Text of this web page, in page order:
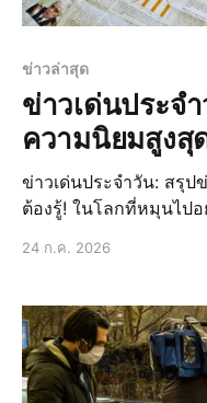
ข่าวล่าสุด
ข่าวเด่นประจ
ความนิยมสูงสุ
ข่าวเด่นประจำวัน: สรุ
ต้องรู้! ในโลกที่หมุนไปอย่างรวดเร็ว ข้อมูลข่าวสารไหลบ่า
เข้าใจเหตุการณ์สำคัญที่
24 ก.ค. 2026